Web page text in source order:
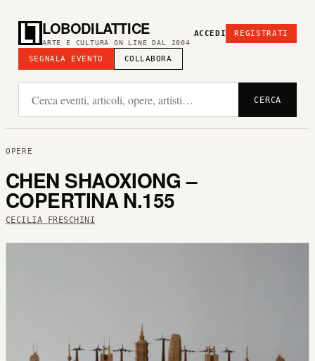
LOBODILATTICE
ARTE E CULTURA ON LINE DAL 2004
SEGNALA EVENTO COLLABORA
ACCEDI REGISTRATI
CERCA
OPERE
CHEN SHAOXIONG –
COPERTINA N.155
CECILIA FRESCHINI